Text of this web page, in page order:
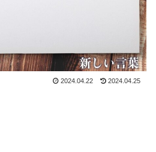
2024.04.22 2024.04.25